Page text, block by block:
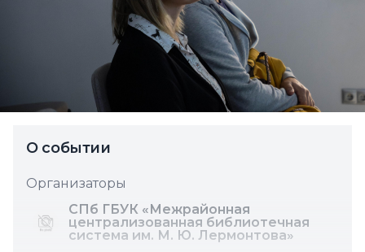
О событии
Организаторы
СПб ГБУК «Межрайонная
централизованная библиотечная
система им. М. Ю. Лермонтова»